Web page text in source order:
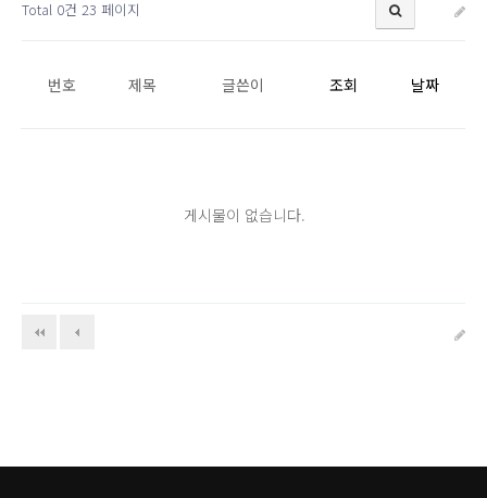
Total 0건 23 페이지
번호 제목 글쓴이 조회 날짜
게시물이 없습니다.